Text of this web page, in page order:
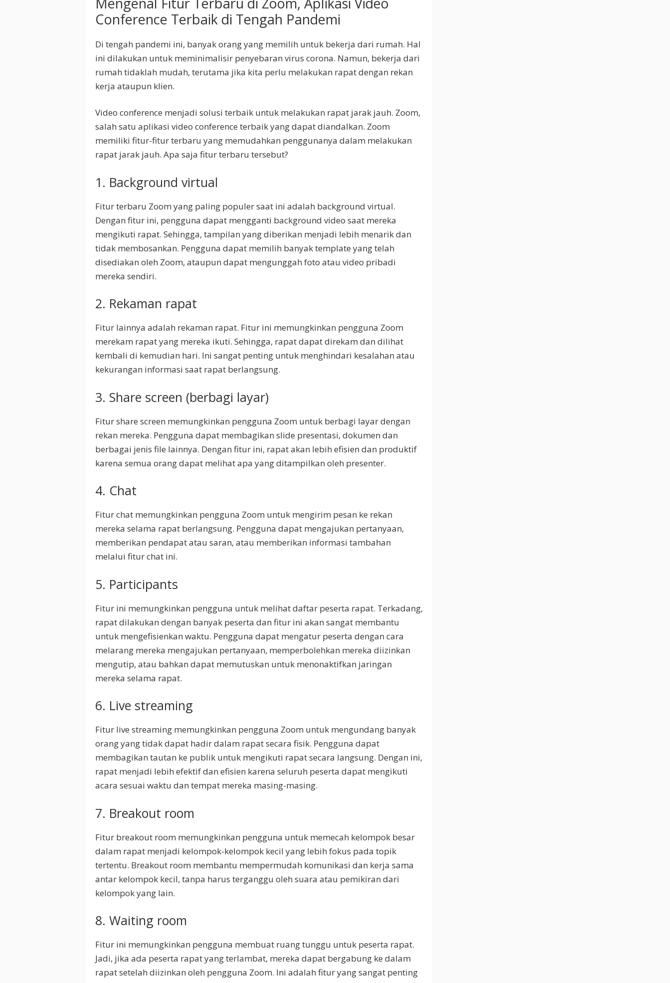
Conference Terbaik di Tengah Pandemi
Di tengah pandemi ini, banyak orang yang memilih untuk bekerja dari rumah. Hal
ini dilakukan untuk meminimalisir penyebaran virus corona. Namun, bekerja dari
rumah tidaklah mudah, terutama jika kita perlu melakukan rapat dengan rekan
kerja ataupun klien.
Video conference menjadi solusi terbaik untuk melakukan rapat jarak jauh. Zoom,
salah satu aplikasi video conference terbaik yang dapat diandalkan. Zoom
memiliki fitur-fitur terbaru yang memudahkan penggunanya dalam melakukan
rapat jarak jauh. Apa saja fitur terbaru tersebut?
1. Background virtual
Fitur terbaru Zoom yang paling populer saat ini adalah background virtual.
Dengan fitur ini, pengguna dapat mengganti background video saat mereka
mengikuti rapat. Sehingga, tampilan yang diberikan menjadi lebih menarik dan
tidak membosankan. Pengguna dapat memilih banyak template yang telah
disediakan oleh Zoom, ataupun dapat mengunggah foto atau video pribadi
mereka sendiri.
2. Rekaman rapat
Fitur lainnya adalah rekaman rapat. Fitur ini memungkinkan pengguna Zoom
merekam rapat yang mereka ikuti. Sehingga, rapat dapat direkam dan dilihat
kembali di kemudian hari. Ini sangat penting untuk menghindari kesalahan atau
kekurangan informasi saat rapat berlangsung.
3. Share screen (berbagi layar)
Fitur share screen memungkinkan pengguna Zoom untuk berbagi layar dengan
rekan mereka. Pengguna dapat membagikan slide presentasi, dokumen dan
berbagai jenis file lainnya. Dengan fitur ini, rapat akan lebih efisien dan produktif
karena semua orang dapat melihat apa yang ditampilkan oleh presenter.
4. Chat
Fitur chat memungkinkan pengguna Zoom untuk mengirim pesan ke rekan
mereka selama rapat berlangsung. Pengguna dapat mengajukan pertanyaan,
memberikan pendapat atau saran, atau memberikan informasi tambahan
melalui fitur chat ini.
5. Participants
Fitur ini memungkinkan pengguna untuk melihat daftar peserta rapat. Terkadang,
rapat dilakukan dengan banyak peserta dan fitur ini akan sangat membantu
untuk mengefisienkan waktu. Pengguna dapat mengatur peserta dengan cara
melarang mereka mengajukan pertanyaan, memperbolehkan mereka diizinkan
mengutip, atau bahkan dapat memutuskan untuk menonaktifkan jaringan
mereka selama rapat.
6. Live streaming
Fitur live streaming memungkinkan pengguna Zoom untuk mengundang banyak
orang yang tidak dapat hadir dalam rapat secara fisik. Pengguna dapat
membagikan tautan ke publik untuk mengikuti rapat secara langsung. Dengan ini,
rapat menjadi lebih efektif dan efisien karena seluruh peserta dapat mengikuti
acara sesuai waktu dan tempat mereka masing-masing.
7. Breakout room
Fitur breakout room memungkinkan pengguna untuk memecah kelompok besar
dalam rapat menjadi kelompok-kelompok kecil yang lebih fokus pada topik
tertentu. Breakout room membantu mempermudah komunikasi dan kerja sama
antar kelompok kecil, tanpa harus terganggu oleh suara atau pemikiran dari
kelompok yang lain.
8. Waiting room
Fitur ini memungkinkan pengguna membuat ruang tunggu untuk peserta rapat.
Jadi, jika ada peserta rapat yang terlambat, mereka dapat bergabung ke dalam
rapat setelah diizinkan oleh pengguna Zoom. Ini adalah fitur yang sangat penting